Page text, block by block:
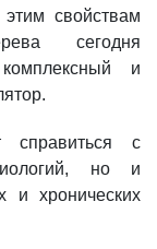
свойствам
сегодня
и
справиться с
но и
и хронических